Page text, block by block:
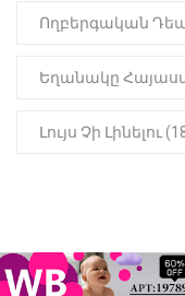
Ողբերգական
Եղանակը
Լույս Չի Լինելու